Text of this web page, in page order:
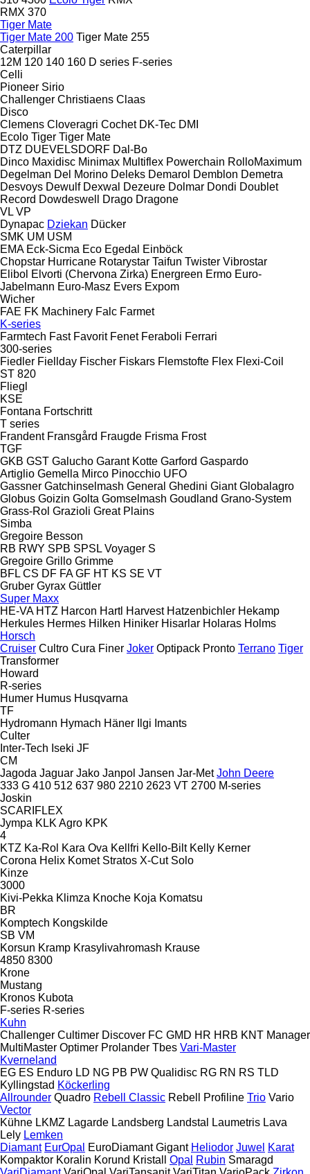
RMX 370
Tiger Mate
Tiger Mate 200 Tiger Mate 255
Caterpillar
12M 120 140 160 D series F-series
Celli
Pioneer Sirio
Challenger Christiaens Claas
Disco
Clemens Cloveragri Cochet DK-Tec DMI
Ecolo Tiger Tiger Mate
DTZ DUEVELSDORF Dal-Bo
Dinco Maxidisc Minimax Multiflex Powerchain RolloMaximum
Degelman Del Morino Deleks Demarol Demblon Demetra
Desvoys Dewulf Dexwal Dezeure Dolmar Dondi Doublet
Record Dowdeswell Drago Dragone
VL VP
Dynapac Dziekan Dücker
SMK UM USM
EMA Eck-Sicma Eco Egedal
Einböck
Chopstar Hurricane Rotarystar Taifun Twister Vibrostar
Elibol Elvorti (Chervona Zirka) Energreen Ermo Euro-
Jabelmann Euro-Masz Evers Expom
Wicher
FAE FK Machinery Falc Farmet
K-series
Farmtech Fast Favorit Fenet Feraboli Ferrari
300-series
Fiedler Fiellday Fischer Fiskars Flemstofte Flex Flexi-Coil
ST 820
Fliegl
KSE
Fontana Fortschritt
T series
Frandent Fransgård Fraugde Frisma Frost
TGF
GKB GST Galucho Garant Kotte Garford Gaspardo
Artiglio Gemella Mirco Pinocchio UFO
Gassner Gatchinselmash General Ghedini Giant Globalagro
Globus Goizin Golta Gomselmash Goudland Grano-System
Grass-Rol Grazioli Great Plains
Simba
Gregoire Besson
RB RWY SPB SPSL Voyager S
Gregoire Grillo Grimme
BFL CS DF FA GF HT KS SE VT
Gruber Gyrax Güttler
Super Maxx
HE-VA HTZ Harcon Hartl Harvest Hatzenbichler Hekamp
Herkules Hermes Hilken Hiniker Hisarlar Holaras Holms
Horsch
Cruiser Cultro Cura Finer Joker Optipack Pronto Terrano Tiger
Transformer
Howard
R-series
Humer Humus Husqvarna
TF
Hydromann Hymach Häner Ilgi Imants
Culter
Inter-Tech Iseki JF
CM
Jagoda Jaguar Jako Janpol Jansen Jar-Met John Deere
333 G 410 512 637 980 2210 2623 VT 2700 M-series
Joskin
SCARIFLEX
Jympa KLK Agro KPK
4
KTZ Ka-Rol Kara Ova Kellfri Kello-Bilt Kelly Kerner
Corona Helix Komet Stratos X-Cut Solo
Kinze
3000
Kivi-Pekka Klimza Knoche Koja Komatsu
BR
Komptech Kongskilde
SB VM
Korsun Kramp Krasylivahromash Krause
4850 8300
Krone
Mustang
Kronos Kubota
F-series R-series
Kuhn
Challenger Cultimer Discover FC GMD HR HRB KNT Manager
MultiMaster Optimer Prolander Tbes Vari-Master
Kverneland
EG ES Enduro LD NG PB PW Qualidisc RG RN RS TLD
Kyllingstad Köckerling
Allrounder Quadro Rebell Classic Rebell Profiline Trio Vario
Vector
Kühne LKMZ Lagarde Landsberg Landstal Laumetris Lava
Lely Lemken
Diamant EurOpal EuroDiamant Gigant Heliodor Juwel Karat
Kompaktor Koralin Korund Kristall Opal Rubin Smaragd